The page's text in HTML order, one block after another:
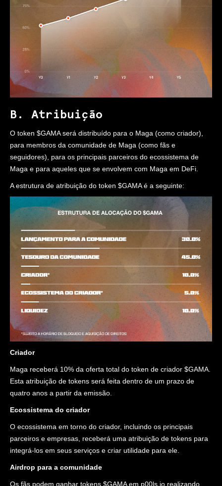
B. Atribuição
O token $GAMA será distribuído para o Maga (como criador),
para membros da comunidade de Maga (como fãs e
seguidores), para os principais parceiros do ecossistema de
Maga e para aqueles que se envolvem com Maga em DeFi.
A estrutura de atribuição do token $GAMA é a seguinte:
Criador
Maga receberá 10% da oferta total do token de criador $GAMA.
Esta atribuição de tokens será feita dentro de um prazo de
quatro anos a partir da emissão.
Ecossistema do criador
O ecossistema em torno do criador, incluindo os principais
parceiros e empresas, receberá uma atribuição de tokens para
integrá-los em seus serviços e criar utilidade para ele.
Airdrop para a comunidade
Os fãs podem ganhar tokens $GAMA em p00ls.io realizando